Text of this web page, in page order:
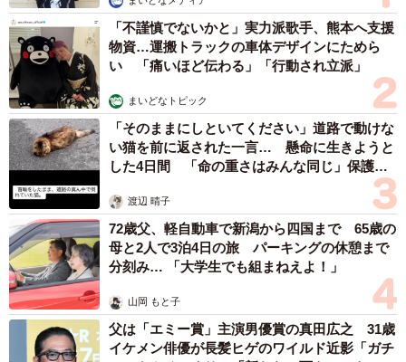
4/6
第一印象で『かっこいい』『素敵だな』と感じる異性の顔のパーツ（提
供画像）
ちなみに、「第一印象で『かっこいい』『素敵』と感じる
異性の顔のパーツ」について、男女別に調べた結果、男女
いずれも「目元（二重、切れ長、眼力など）・眉毛（形が
綺麗、手入れされているなど）」（男性49.1％、女性
49.4％）が最多となっています。
「不謹慎でないかと」実力派歌手、熊本へ支援
物資…運搬トラックの車体デザインにためら
い 「痛いほど伝わる」「行動され立派」
まいどなトピック
「そのままにしといてください」道路で動けな
い猫を前に返された一言… 懸命に生きようと
した4日間 「命の重さはみんな同じ」保護団
渡辺 晴子
72歳父、軽自動車で新潟から四国まで 65歳の
母と2人で3泊4日の旅 パーキングの休憩まで
分刻み… 「大学生でも組まねえよ！」
山岡 もと子
父は「エミー賞」主演男優賞の真田広之 31歳
イケメン俳優が長髪ヒゲのワイルド近影「ガチ